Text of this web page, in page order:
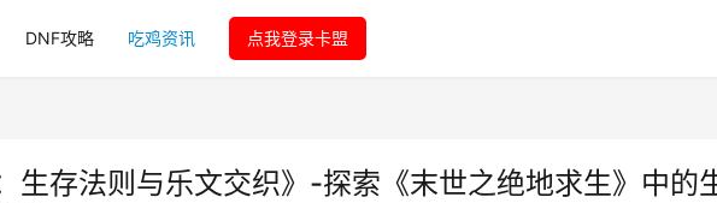
DNF攻略 吃鸡资讯 点我登录卡盟
生存法则与乐文交织》-探索《末世之绝地求生》中的